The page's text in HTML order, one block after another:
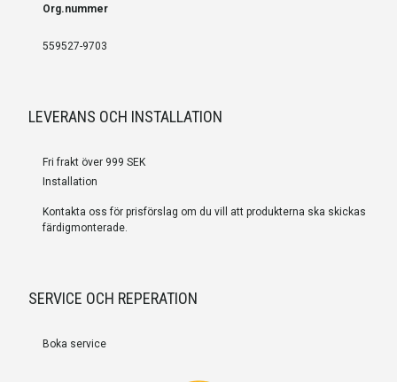
Org.nummer
559527-9703
LEVERANS OCH INSTALLATION
Fri frakt över 999 SEK
Installation
Kontakta oss för prisförslag om du vill att produkterna ska skickas
färdigmonterade.
SERVICE OCH REPERATION
Boka service